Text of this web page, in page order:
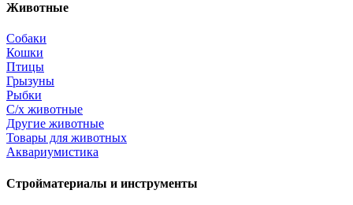
Животные
Собаки
Кошки
Птицы
Грызуны
Рыбки
С/х животные
Другие животные
Товары для животных
Аквариумистика
Стройматериалы и инструменты